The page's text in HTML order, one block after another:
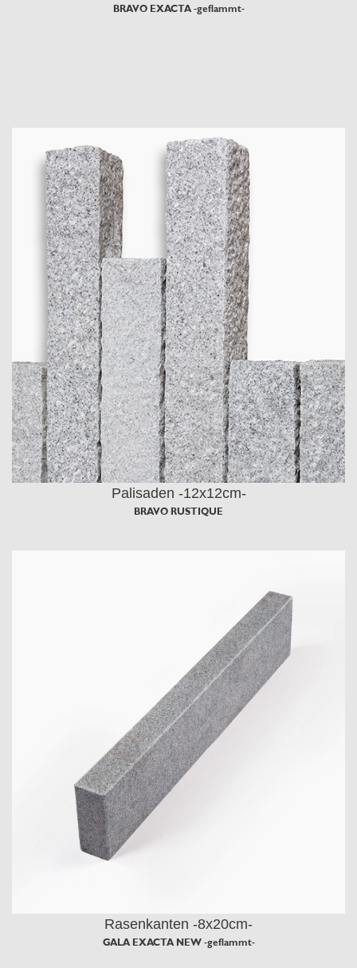
BRAVO EXACTA -geflammt-
Palisaden -12x12cm-
BRAVO RUSTIQUE
Rasenkanten -8x20cm-
GALA EXACTA NEW -geflammt-